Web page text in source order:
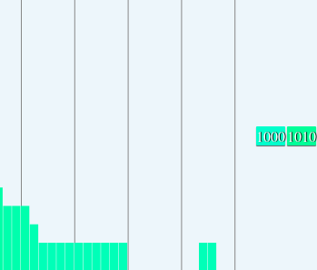
10001010